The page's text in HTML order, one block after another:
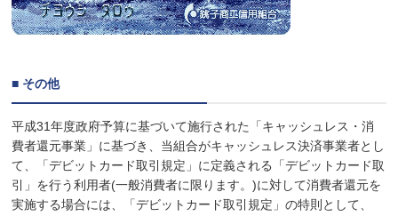
■ その他
平成31年度政府予算に基づいて施行された「キャッシュレス・消
費者還元事業」に基づき、当組合がキャッシュレス決済事業者とし
て、「デビットカード取引規定」に定義される「デビットカード取
引」を行う利用者(一般消費者に限ります。)に対して消費者還元を
実施する場合には、「デビットカード取引規定」の特則として、